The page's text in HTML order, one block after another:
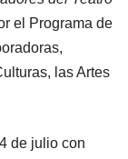
el Programa de
las Artes
de julio con